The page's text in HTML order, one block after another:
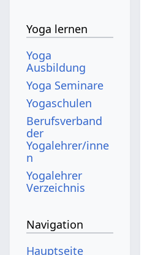
Yoga lernen
Yoga
Ausbildung
Yoga Seminare
Yogaschulen
Berufsverband
der
Yogalehrer/inne
n
Yogalehrer
Verzeichnis
Navigation
Hauptseite